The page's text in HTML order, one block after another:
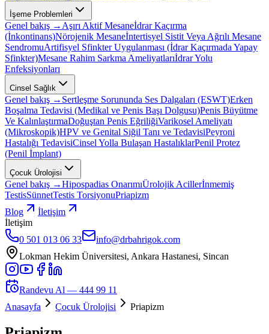
İşeme Problemleri
Genel bakış → Aşırı Aktif Mesaneİdrar Kaçırma
(İnkontinans)Nörojenik Mesaneİntertisyel Sistit Veya Ağrılı Mesane
SendromuArtifisyel Sfinkter Uygulanması (İdrar Kaçırmada Yapay
Sfinkter)Mesane Rahim Sarkma Ameliyatlarıİdrar Yolu
Enfeksiyonları
Cinsel Sağlık
Genel bakış → Sertleşme Sorununda Ses Dalgaları (ESWT)Erken
Boşalma Tedavisi (Medikal ve Penis Başı Dolgusu)Penis Büyütme
Ve KalınlaştırmaDoğuştan Penis EğriliğiVarikosel Ameliyatı
(Mikroskopik)HPV ve Genital Siğil Tanı ve TedavisiPeyroni
Hastalığı TedavisiCinsel Yolla Bulaşan HastalıklarPenil Protez
(Penil İmplant)
Çocuk Ürolojisi
Genel bakış →Hipospadias OnarımıÜrolojik Acillerİnmemiş
TestisSünnetTestis TorsiyonuPriapizm
Blog
İletişim
İletişim
0 501 013 06 33
info@drbahrigok.com
Lokman Hekim Üniversitesi, Ankara Hastanesi, Sincan
Randevu Al — 444 99 11
Anasayfa
Çocuk Ürolojisi Priapizm